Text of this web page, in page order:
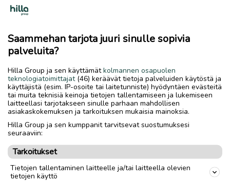
(vaihteiden säätöohjeet jne mukana)
(risa) kiinalainen mopo skootteri käy päikseen vaihdossa tms.
TAVARAVAIHDOT, esim:
Vaihdossa käy esim kaikenlaiset RISAT ROMUT (jopa)
paperittomat kiinalaiset mopot jne mopot ja 125cc jne myös
lasten ATV't. muutakin saa tarjota vaihdossa. esim MTB ''26
''29 maastopyörä osia-raatoja. tai CycloCross. jne
**Tapauksesta riippuen saatan maksaa välirahaa jopa.
Saammehan tarjota juuri sinulle sopivia
palveluita?
Hilla Group ja sen käyttämätkolmannen osapuolen
teknologiatoimittajat(46) keräävät tietoja palveluiden käytöstä ja
käyttäjistä (esim. IP-osoite tai laitetunniste) hyödyntäen evästeitä
tai muita teknisiä keinoja tietojen tallentamiseen ja lukemiseen
laitteellasi tarjotakseen sinulle parhaan mahdollisen
asiakaskokemuksen ja tarkoituksen mukaisia mainoksia.
Hilla Group ja sen kumppanit tarvitsevat suostumuksesi
seuraaviin:
Tarkoitukset
Tietojen tallentaminen laitteelle ja/tai laitteella olevien
tietojen käyttö